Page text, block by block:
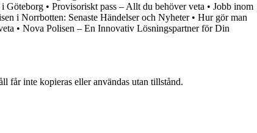
i Göteborg • Provisoriskt pass – Allt du behöver veta • Jobb inom
i Norrbotten: Senaste Händelser och Nyheter• Hur gör man
• Nova Polisen – En Innovativ Lösningspartner för Din
får inte kopieras eller användas utan tillstånd.